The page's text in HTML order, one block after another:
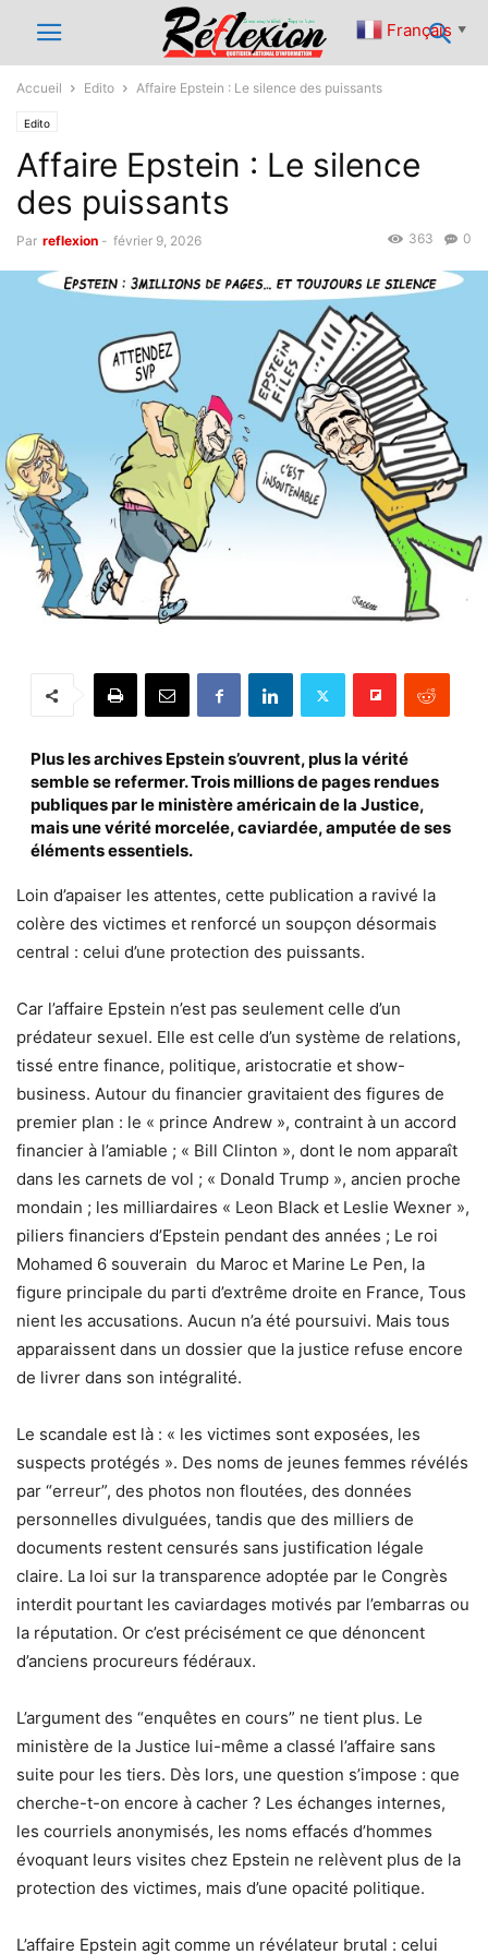
Accueil Edito Affaire Epstein : Le silence des puissants
Edito
Affaire Epstein : Le silence
des puissants
Par reflexion - février 9, 2026 0
363
Plus les archives Epstein s’ouvrent, plus la vérité
semble se refermer. Trois millions de pages rendues
publiques par le ministère américain de la Justice,
mais une vérité morcelée, caviardée, amputée de ses
éléments essentiels.
Loin d’apaiser les attentes, cette publication a ravivé la
colère des victimes et renforcé un soupçon désormais
central : celui d’une protection des puissants.
Car l’affaire Epstein n’est pas seulement celle d’un
prédateur sexuel. Elle est celle d’un système de relations,
tissé entre finance, politique, aristocratie et show-
business. Autour du financier gravitaient des figures de
premier plan : le « prince Andrew », contraint à un accord
financier à l’amiable ; « Bill Clinton », dont le nom apparaît
dans les carnets de vol ; « Donald Trump », ancien proche
mondain ; les milliardaires « Leon Black et Leslie Wexner »,
piliers financiers d’Epstein pendant des années ; Le roi
Mohamed 6 souverain du Maroc et Marine Le Pen, la
figure principale du parti d’extrême droite en France, Tous
nient les accusations. Aucun n’a été poursuivi. Mais tous
apparaissent dans un dossier que la justice refuse encore
de livrer dans son intégralité.
Le scandale est là : « les victimes sont exposées, les
suspects protégés ». Des noms de jeunes femmes révélés
par “erreur”, des photos non floutées, des données
personnelles divulguées, tandis que des milliers de
documents restent censurés sans justification légale
claire. La loi sur la transparence adoptée par le Congrès
interdit pourtant les caviardages motivés par l’embarras ou
la réputation. Or c’est précisément ce que dénoncent
d’anciens procureurs fédéraux.
L’argument des “enquêtes en cours” ne tient plus. Le
ministère de la Justice lui-même a classé l’affaire sans
suite pour les tiers. Dès lors, une question s’impose : que
cherche-t-on encore à cacher ? Les échanges internes,
les courriels anonymisés, les noms effacés d’hommes
évoquant leurs visites chez Epstein ne relèvent plus de la
protection des victimes, mais d’une opacité politique.
L’affaire Epstein agit comme un révélateur brutal : celui
Français ▼